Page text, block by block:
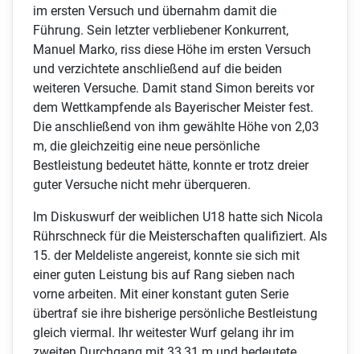
im ersten Versuch und übernahm damit die
Führung. Sein letzter verbliebener Konkurrent,
Manuel Marko, riss diese Höhe im ersten Versuch
und verzichtete anschließend auf die beiden
weiteren Versuche. Damit stand Simon bereits vor
dem Wettkampfende als Bayerischer Meister fest.
Die anschließend von ihm gewählte Höhe von 2,03
m, die gleichzeitig eine neue persönliche
Bestleistung bedeutet hätte, konnte er trotz dreier
guter Versuche nicht mehr überqueren.
Im Diskuswurf der weiblichen U18 hatte sich Nicola
Rührschneck für die Meisterschaften qualifiziert. Als
15. der Meldeliste angereist, konnte sie sich mit
einer guten Leistung bis auf Rang sieben nach
vorne arbeiten. Mit einer konstant guten Serie
übertraf sie ihre bisherige persönliche Bestleistung
gleich viermal. Ihr weitester Wurf gelang ihr im